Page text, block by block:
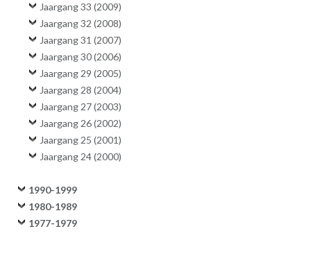
Jaargang 33 (2009)
Jaargang 32 (2008)
Jaargang 31 (2007)
Jaargang 30 (2006)
Jaargang 29 (2005)
Jaargang 28 (2004)
Jaargang 27 (2003)
Jaargang 26 (2002)
Jaargang 25 (2001)
Jaargang 24 (2000)
1990-1999
1980-1989
1977-1979